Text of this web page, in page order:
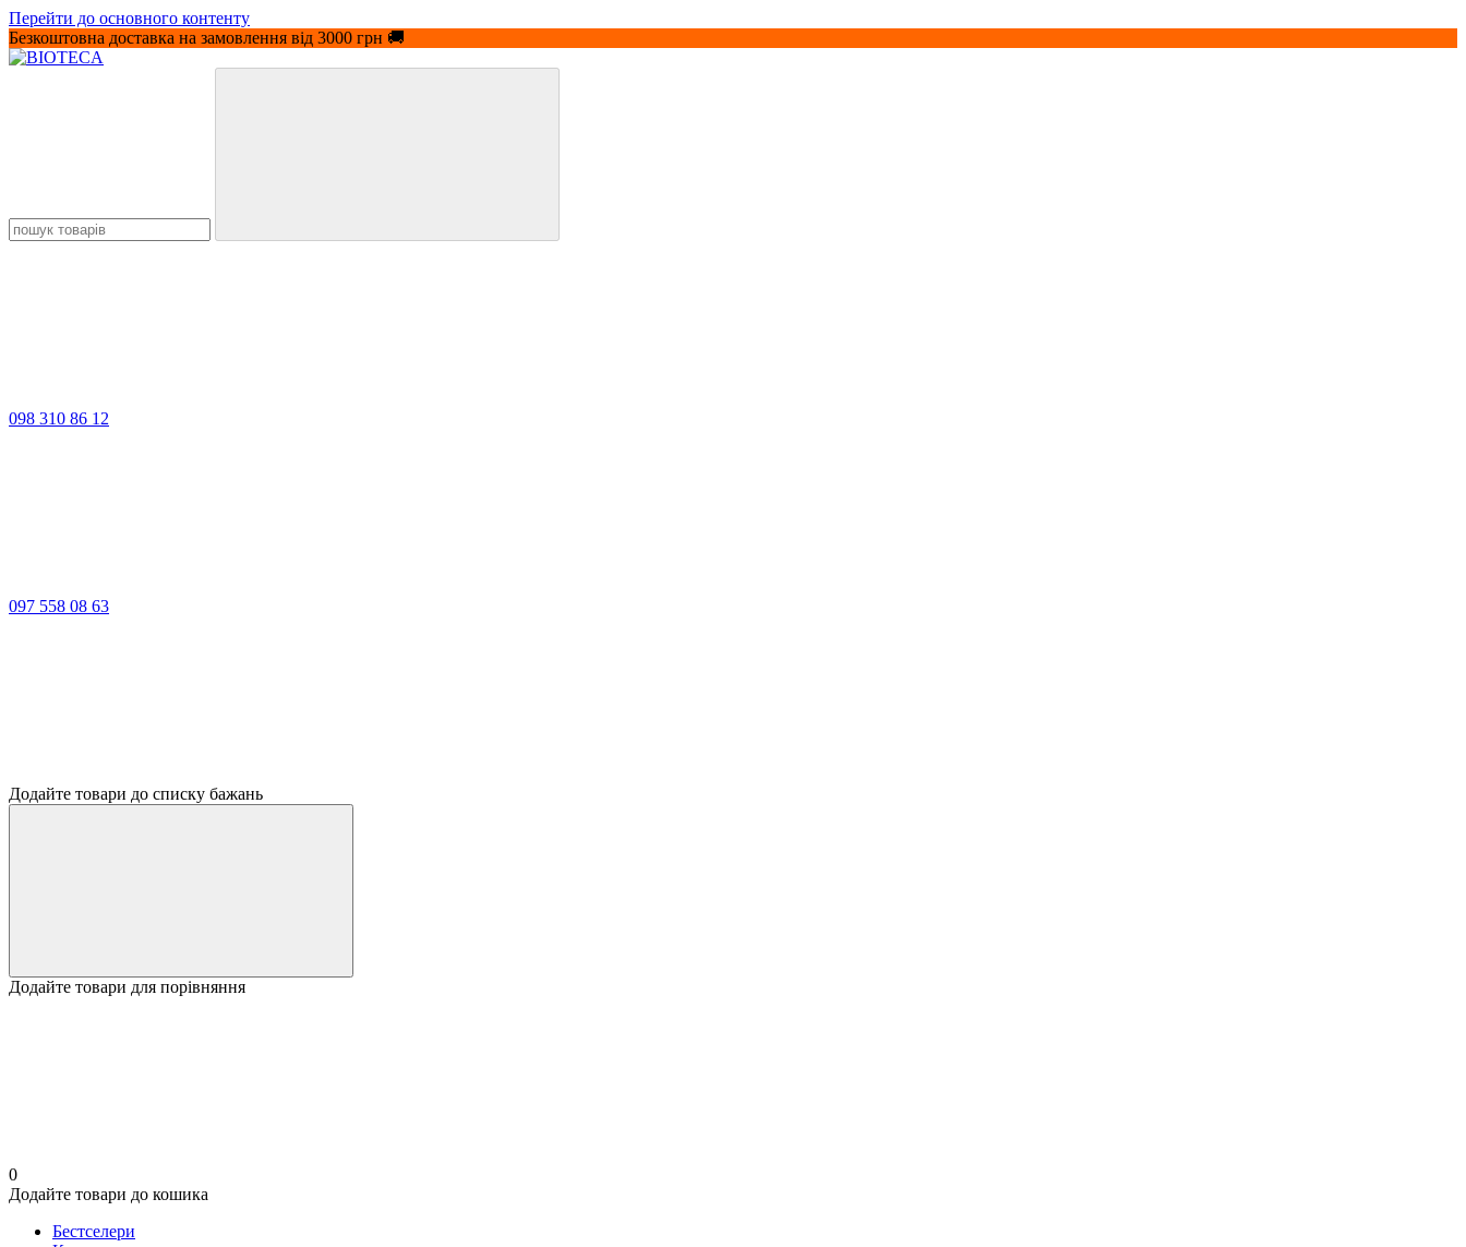
Перейти до основного контенту
Безкоштовна доставка на замовлення від 3000 грн 🚚
098 310 86 12
097 558 08 63
Додайте товари до списку бажань
Додайте товари для порівняння
0
Додайте товари до кошика
Бестселери